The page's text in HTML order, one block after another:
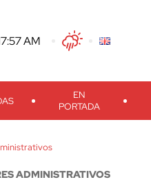
AM TwitterFacebook
Threads
Instagram
EN
PORTADA
ADMINISTRATIVOS